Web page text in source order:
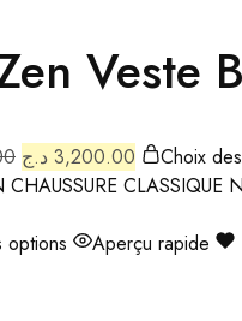
Veste
3,200.00 د.ج Choix
options
Aperçu rapide